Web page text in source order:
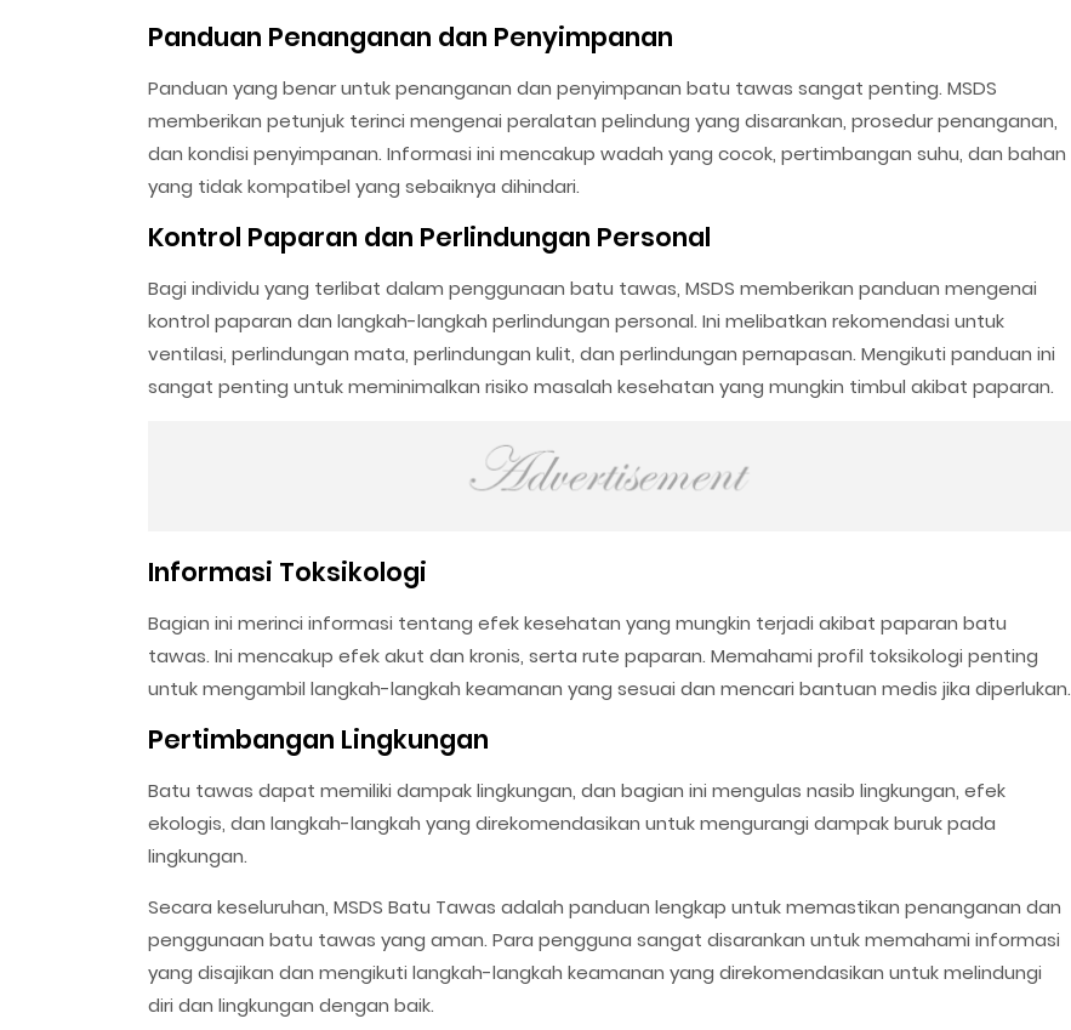
Panduan Penanganan dan Penyimpanan
Panduan yang benar untuk penanganan dan penyimpanan batu tawas sangat penting. MSDS
memberikan petunjuk terinci mengenai peralatan pelindung yang disarankan, prosedur penanganan,
dan kondisi penyimpanan. Informasi ini mencakup wadah yang cocok, pertimbangan suhu, dan bahan
yang tidak kompatibel yang sebaiknya dihindari.
Kontrol Paparan dan Perlindungan Personal
Bagi individu yang terlibat dalam penggunaan batu tawas, MSDS memberikan panduan mengenai
kontrol paparan dan langkah-langkah perlindungan personal. Ini melibatkan rekomendasi untuk
ventilasi, perlindungan mata, perlindungan kulit, dan perlindungan pernapasan. Mengikuti panduan ini
sangat penting untuk meminimalkan risiko masalah kesehatan yang mungkin timbul akibat paparan.
Informasi Toksikologi
Bagian ini merinci informasi tentang efek kesehatan yang mungkin terjadi akibat paparan batu
tawas. Ini mencakup efek akut dan kronis, serta rute paparan. Memahami profil toksikologi penting
untuk mengambil langkah-langkah keamanan yang sesuai dan mencari bantuan medis jika diperlukan.
Pertimbangan Lingkungan
Batu tawas dapat memiliki dampak lingkungan, dan bagian ini mengulas nasib lingkungan, efek
ekologis, dan langkah-langkah yang direkomendasikan untuk mengurangi dampak buruk pada
lingkungan.
Secara keseluruhan, MSDS Batu Tawas adalah panduan lengkap untuk memastikan penanganan dan
penggunaan batu tawas yang aman. Para pengguna sangat disarankan untuk memahami informasi
yang disajikan dan mengikuti langkah-langkah keamanan yang direkomendasikan untuk melindungi
diri dan lingkungan dengan baik.